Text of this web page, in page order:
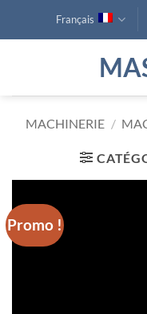
Français
MACHINERIE /
Promo !